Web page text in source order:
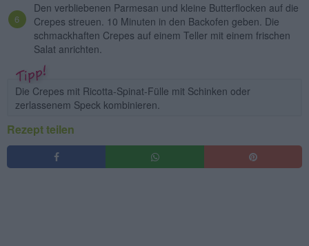
Den verbliebenen Parmesan und kleine Butterflocken auf die
Crepes streuen. 10 Minuten in den Backofen geben. Die
schmackhaften Crepes auf einem Teller mit einem frischen
Salat anrichten.
Die Crepes mit Ricotta-Spinat-Fülle mit Schinken oder
zerlassenem Speck kombinieren.
Rezept teilen